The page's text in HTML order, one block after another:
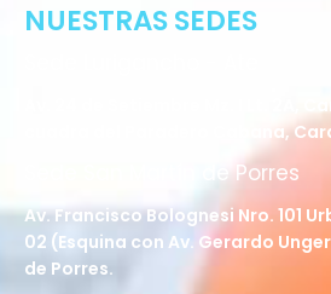
NUESTRAS SEDES
Av. 24 de Setiembre Mz. I Lt. 2A,
cuadra del Paradero Cabana,
Sede San Martín de Porres
Av. Francisco Bolognesi Nro. 101
02 (Esquina con Av. Gerardo
de Porres.